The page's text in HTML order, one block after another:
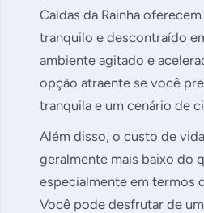
Caldas da Rainha
tranquilo e descontraído
ambiente agitado e
opção atraente se você
tranquila e um cenário de
Além disso, o custo de
geralmente mais baixo do
especialmente em termos
Você pode desfrutar de